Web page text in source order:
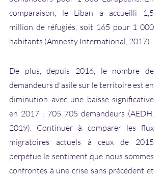
comparaison, le Liban a accueilli 1,5
million de réfugiés, soit 165 pour 1 000
habitants (Amnesty International, 2017).
De plus, depuis 2016, le nombre de
demandeurs d'asile sur le territoire est en
diminution avec une baisse significative
en 2017 : 705 705 demandeurs (AEDH,
2019). Continuer à comparer les flux
migratoires actuels à ceux de 2015
perpétue le sentiment que nous sommes
confrontés à une crise sans précédent et